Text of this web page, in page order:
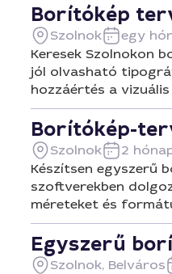
Borítókép
Szolnok
egy
Keresek Szolnokon
jól olvasható
hozzáértés a
Borítókép-
Szolnok
2
Készítsen egyszerű
szoftverekben
méreteket és
Egyszerű
Szolnok, Belváros